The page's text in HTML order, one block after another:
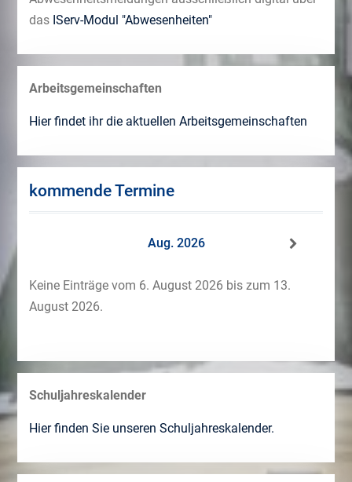
das IServ-Modul "Abwesenheiten"
Arbeitsgemeinschaften
Hier findet ihr die aktuellen Arbeitsgemeinschaften
kommende Termine
Aug. 2026
Keine Einträge vom 6. August 2026 bis zum 13.
August 2026.
Schuljahreskalender
Hier finden Sie unseren Schuljahreskalender.